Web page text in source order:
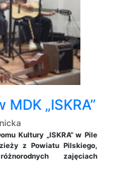
„ISKRA”
Kultury „ISKRA” w Pile
z Powiatu Pilskiego,
zajęciach